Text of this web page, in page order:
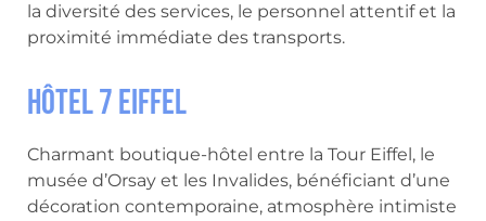
la diversité des services, le personnel attentif et la
proximité immédiate des transports.
Hôtel 7 Eiffel
Charmant boutique-hôtel entre la Tour Eiffel, le
musée d’Orsay et les Invalides, bénéficiant d’une
décoration contemporaine, atmosphère intimiste